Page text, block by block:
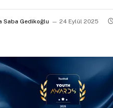
Saba Gedikoğlu 24 Eylül 2025